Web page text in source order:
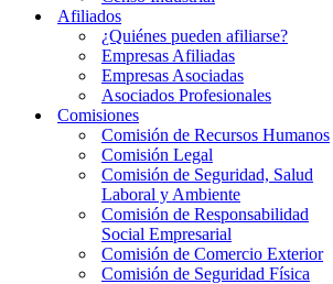
Afiliados
¿Quiénes pueden afiliarse?
Empresas Afiliadas
Empresas Asociadas
Asociados Profesionales
Comisiones
Comisión de Recursos Humanos
Comisión Legal
Comisión de Seguridad, Salud
Laboral y Ambiente
Comisión de Responsabilidad
Social Empresarial
Comisión de Comercio Exterior
Comisión de Seguridad Física